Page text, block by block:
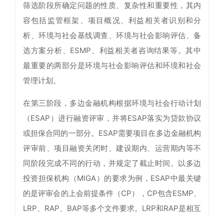
筛选阶段所确定问题的性质、复杂性和重要性，其内
容包括监管框架、项目概况、利益相关者识别和分
析、环境与社会基线调查、环境与社会影响评估、备
选方案分析、ESMP、利益相关者咨询结果等。其中
最重要的两部分是环境与社会影响评估和环境和社会
管理计划。
在第三阶段，多边金融机构根据环境与社会行动计划
（ESAP）进行融资评审，并将ESAP落实为贷款协议
或担保合同的一部分。ESAP需要项目在多边金融机构
评审前、项目融资关闭时、建设期内、运营期内等不
同阶段完成不同的行动，并规定了截止时间。以多边
投资担保机构（MIGA）的要求为例，ESAP中最关键
的是评审会的上会前提条件（CP），CP包含ESMP、
LRP、RAP、BAP等多个文件要求。LRP和RAP是相互